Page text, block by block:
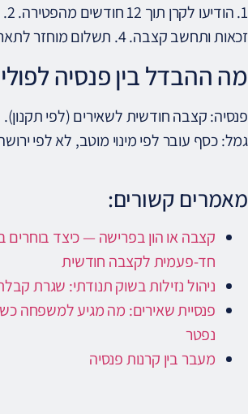
זכאות ותחשב קצבה. 4. תשלום מוחזר לתאריך הפטירה (פיגור = כסף שמגיע).
מה ההבדל בין פנסיה
פנסיה: קצבה חודשית לשאירים (לפי
גמל: כסף עובר לפי מינוי מוטב, לא לפי
מאמרים קשורים:
קצבה או הון בפרישה — כיצד בוחרים
חד-פעמית לקצבה חודשית
ניהול נזילות בשוק תנודתי: שגרת
פנסיית שאירים: מה מגיע למשפחה
נפטר
מעבר בין קרנות פנסיה